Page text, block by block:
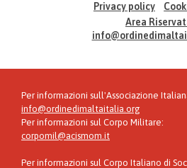
Privacy policy
Area
Per informazioni sull'Associazione
info@ordinedimaltaitalia.org
Per informazioni sul Corpo Militare:
corpomil@acismom.it
Per informazioni sul Corpo Italiano di